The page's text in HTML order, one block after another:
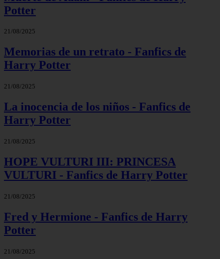
Potter
21/08/2025
Memorias de un retrato - Fanfics de
Harry Potter
21/08/2025
La inocencia de los niños - Fanfics de
Harry Potter
21/08/2025
HOPE VULTURI III: PRINCESA
VULTURI - Fanfics de Harry Potter
21/08/2025
Fred y Hermione - Fanfics de Harry
Potter
21/08/2025